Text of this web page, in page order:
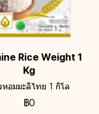
Rice Weight 1
Kg
หอมมะลิไทย 1 กิโล
฿0